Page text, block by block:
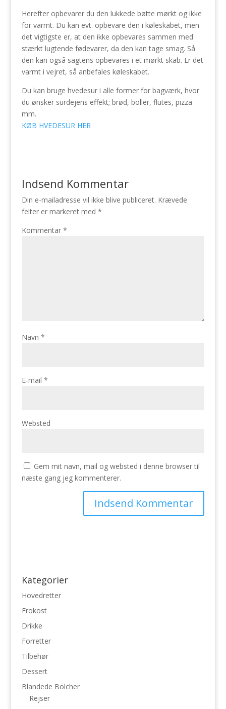
Herefter opbevarer du den lukkede bøtte mørkt og ikke
for varmt. Du kan evt. opbevare den i køleskabet, men
det vigtigste er, at den ikke opbevares sammen med
stærkt lugtende fødevarer, da den kan tage smag. Så
den kan også sagtens opbevares i et mørkt skab. Er det
varmt i vejret, så anbefales køleskabet.
Du kan bruge hvedesur i alle former for bagværk, hvor
du ønsker surdejens effekt; brød, boller, flutes, pizza
mm.
KØB HVEDESUR HER
Indsend Kommentar
Din e-mailadresse vil ikke blive publiceret. Krævede
felter er markeret med *
Kommentar *
Navn *
E-mail *
Websted
Gem mit navn, mail og websted i denne browser til
næste gang jeg kommenterer.
Kategorier
Hovedretter
Frokost
Drikke
Forretter
Tilbehør
Dessert
Blandede Bolcher
Rejser